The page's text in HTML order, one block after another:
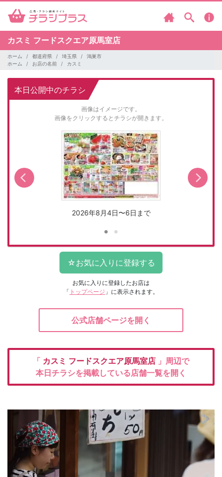
カスミ フードスクエア原馬室店
ホーム 都道府県 埼玉県
鴻巣市
ホーム
お店の名前 カスミ
本日公開中のチラシ
画像はイメージです。
画像をクリックするとチラシが開きます。
2026年8月4日〜6日まで
お気に入りに登録したお店は
「 トップページ 」に表示されます。
公式店舗ページを開く
「 カスミ フードスクエア原馬室店 」周辺で
本日チラシを掲載している店舗一覧を開く